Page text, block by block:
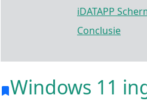
iDATAPP
Conclusie
Windows 11